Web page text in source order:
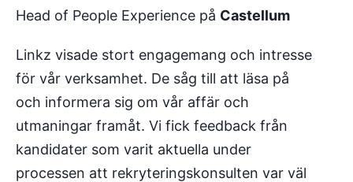
Head of People Experience på Castellum
Linkz visade stort engagemang och intresse
för vår verksamhet. De såg till att läsa på
och informera sig om vår affär och
utmaningar framåt. Vi fick feedback från
kandidater som varit aktuella under
processen att rekryteringskonsulten var väl